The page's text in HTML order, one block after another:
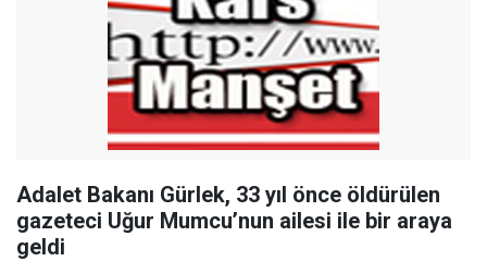
Adalet Bakanı Gürlek, 33 yıl önce öldürülen
gazeteci Uğur Mumcu’nun ailesi ile bir araya
geldi